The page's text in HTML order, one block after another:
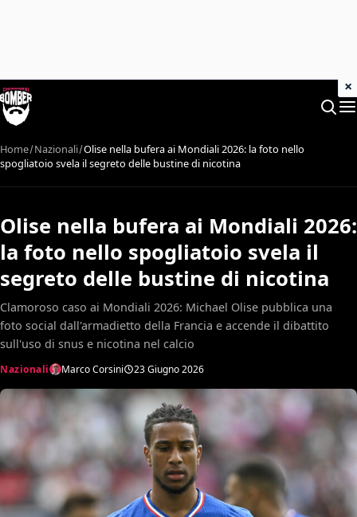
Home Nazionali Olise nella bufera ai Mondiali 2026: la foto nello
spogliatoio svela il segreto delle bustine di nicotina
Olise nella bufera ai Mondiali 2026:
la foto nello spogliatoio svela il
segreto delle bustine di nicotina
Clamoroso caso ai Mondiali 2026: Michael Olise pubblica una
foto social dall'armadietto della Francia e accende il dibattito
sull'uso di snus e nicotina nel calcio
Nazionali Marco Corsini 23 Giugno 2026
×